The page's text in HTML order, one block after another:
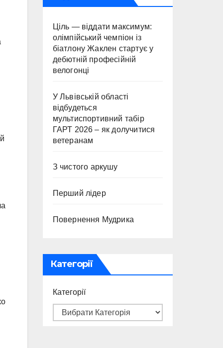
Ціль — віддати максимум:
олімпійський чемпіон із
біатлону Жаклен стартує у
дебютній професійній
велогонці
У Львівській області
відбудеться
мультиспортивний табір
ГАРТ 2026 – як долучитися
ветеранам
З чистого аркушу
Перший лідер
Повернення Мудрика
Категорії
Категорії